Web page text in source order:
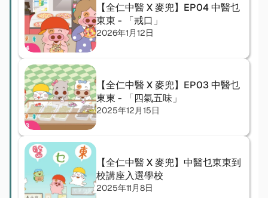
【全仁中醫 X 麥兜】EP04 中醫乜
東東 - 「戒口」
2026年1月12日
【全仁中醫 X 麥兜】EP03 中醫乜
東東 - 「四氣五味」
2025年12月15日
【全仁中醫 X 麥兜】中醫乜東東到
校講座入選學校
2025年11月8日